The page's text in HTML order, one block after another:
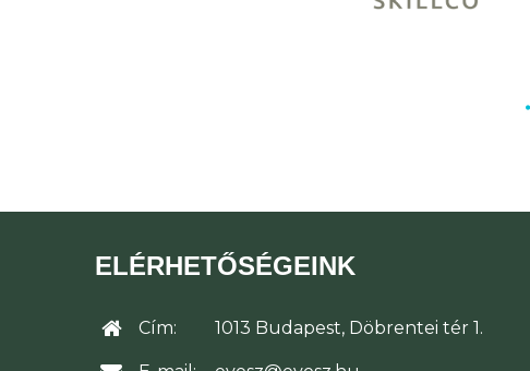
ELÉRHETŐSÉGEINK
Cím: 1013 Budapest, Döbrentei tér 1.